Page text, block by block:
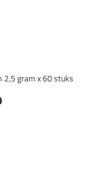
2,5 gram x 60 stuks